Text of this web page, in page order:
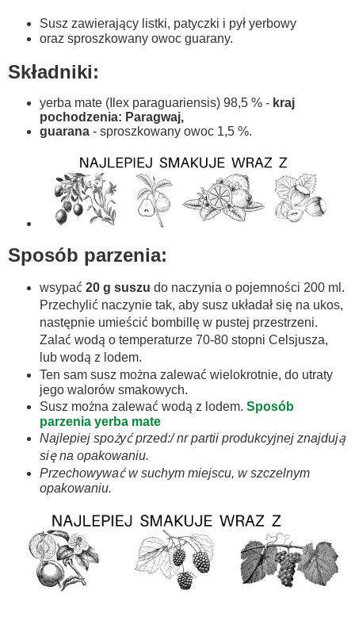
Susz zawierający listki, patyczki i pył yerbowy
oraz sproszkowany owoc guarany.
Składniki:
yerba mate (Ilex paraguariensis) 98,5 % - kraj
pochodzenia: Paragwaj,
guarana - sproszkowany owoc 1,5 %.
Sposób parzenia:
wsypać 20 g suszu do naczynia o pojemności 200 ml.
Przechylić naczynie tak, aby susz układał się na ukos,
następnie umieścić bombillę w pustej przestrzeni.
Zalać wodą o temperaturze 70-80 stopni Celsjusza,
lub wodą z lodem.
Ten sam susz można zalewać wielokrotnie, do utraty
jego walorów smakowych.
Susz można zalewać wodą z lodem. Sposób
parzenia yerba mate
Najlepiej spożyć przed:/ nr partii produkcyjnej znajdują
się na opakowaniu.
Przechowywać w suchym miejscu, w szczelnym
opakowaniu.